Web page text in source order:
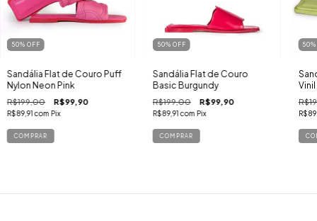
50% OFF
Sandália Flat de Couro Puff
Nylon Neon Pink
R$199,00 R$99,90
R$89,91com Pix
COMPRAR
50% OFF
Sandália Flat de Couro
Basic Burgundy
R$199,00 R$99,90
R$89,91com Pix
COMPRAR
50